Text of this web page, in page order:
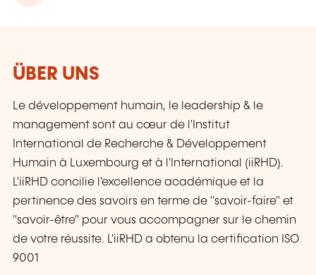
ÜBER UNS
Le développement humain, le leadership & le
management sont au cœur de l'Institut
International de Recherche & Développement
Humain à Luxembourg et à l'International (iiRHD).
L'iiRHD concilie l'excellence académique et la
pertinence des savoirs en terme de "savoir-faire" et
"savoir-être" pour vous accompagner sur le chemin
de votre réussite. L'iiRHD a obtenu la certification ISO
9001